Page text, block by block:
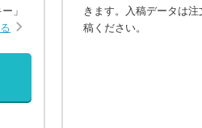
」
きます。入稿データは
稿ください。